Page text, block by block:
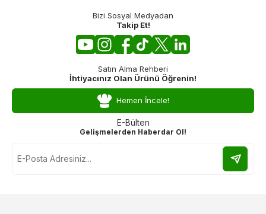
Bizi Sosyal Medyadan
Takip Et!
Satın Alma Rehberi
İhtiyacınız Olan Ürünü Öğrenin!
Hemen İncele!
E-Bülten
Gelişmelerden Haberdar Ol!